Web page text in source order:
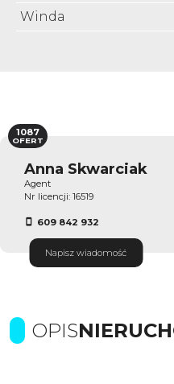
Winda
Anna Skwarciak
Agent
Nr licencji: 16519
609 842 932
Napisz wiadomość
1087
OFERT
OPIS